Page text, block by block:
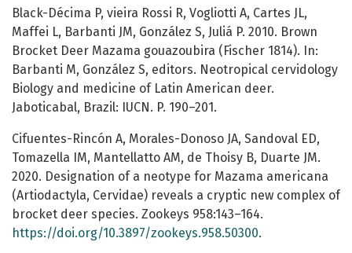
Black-Décima P, vieira Rossi R, Vogliotti A, Cartes JL,
Maffei L, Barbanti JM, González S, Juliá P. 2010. Brown
Brocket Deer Mazama gouazoubira (Fischer 1814). In:
Barbanti M, González S, editors. Neotropical cervidology
Biology and medicine of Latin American deer.
Jaboticabal, Brazil: IUCN. P. 190–201.
Cifuentes-Rincón A, Morales-Donoso JA, Sandoval ED,
Tomazella IM, Mantellatto AM, de Thoisy B, Duarte JM.
2020. Designation of a neotype for Mazama americana
(Artiodactyla, Cervidae) reveals a cryptic new complex of
brocket deer species. Zookeys 958:143–164.
https://doi.org/10.3897/zookeys.958.50300.